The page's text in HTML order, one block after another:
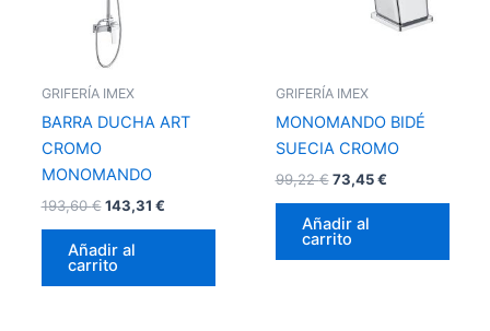
GRIFERÍA IMEX
BARRA DUCHA ART
CROMO
MONOMANDO
193,60€ 143,31 €
Añadir al
carrito
GRIFERÍA IMEX
MONOMANDO BIDÉ
SUECIA CROMO
99,22€ 73,45€
Añadir al
carrito